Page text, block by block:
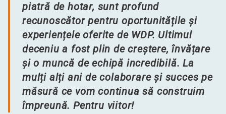
piatră de hotar, sunt profund
recunoscător pentru oportunitățile și
experiențele oferite de WDP. Ultimul
deceniu a fost plin de creștere, învățare
și o muncă de echipă incredibilă. La
mulți alți ani de colaborare și succes pe
măsură ce vom continua să construim
împreună. Pentru viitor!